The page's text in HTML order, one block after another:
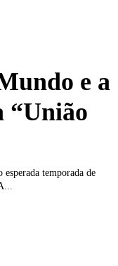
e a
“União
esperada temporada de